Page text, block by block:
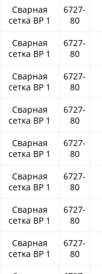
Сварная
сетка ВР 1
6727-
80
Сварная
сетка ВР 1
6727-
80
Сварная
сетка ВР 1
6727-
80
Сварная
сетка ВР 1
6727-
80
Сварная
сетка ВР 1
6727-
80
Сварная
сетка ВР 1
6727-
80
Сварная
сетка ВР 1
6727-
80
Сварная
сетка ВР 1
6727-
80